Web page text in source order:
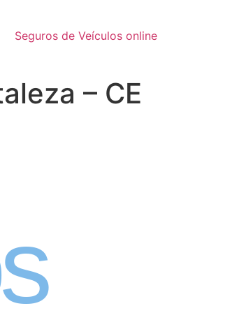
Seguros de Veículos online
– CE